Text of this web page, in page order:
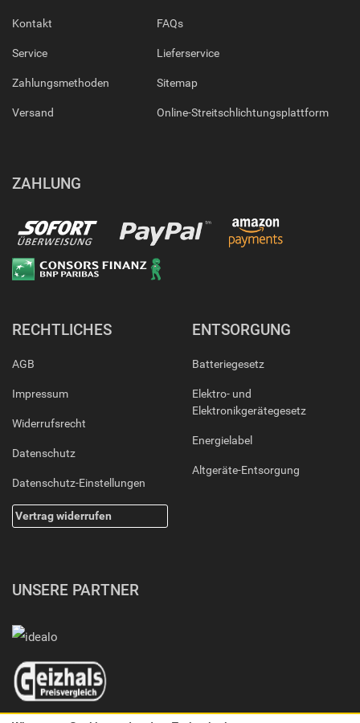
Kontakt
Service
Zahlungsmethoden
Versand
FAQs
Lieferservice
Sitemap
Online-Streitschlichtungsplattform
ZAHLUNG
RECHTLICHES
AGB
Impressum
Widerrufsrecht
Datenschutz
Datenschutz-Einstellungen
Vertrag widerrufen
ENTSORGUNG
Batteriegesetz
Elektro- und
Elektronikgerätegesetz
Energielabel
Altgeräte-Entsorgung
UNSERE PARTNER